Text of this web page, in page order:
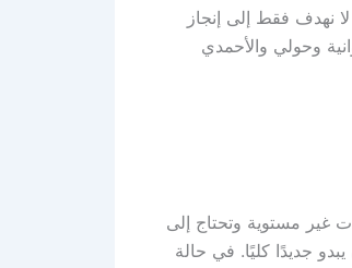
نهدف فقط إلى إنجاز
وحولي والأحمدي
غير مستوية وتحتاج إلى
جديدًا كليًا. في حالة